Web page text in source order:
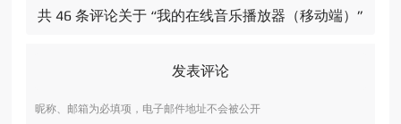
共 46 条评论关于 “我的在线音乐播放器（移动端）”
发表评论
昵称、邮箱为必填项，电子邮件地址不会被公开